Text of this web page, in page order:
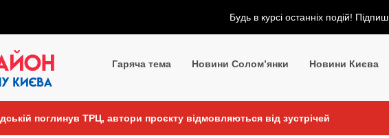
Будь в курсі останніх подій!
Гаряча тема Новини Солом’янки Новини Києва
поглинув ТРЦ, автори проєкту відмовляються від зустрічей